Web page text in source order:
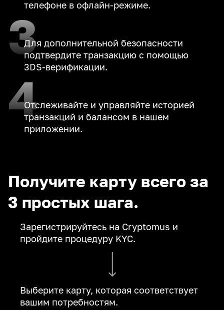
телефоне в офлайн-режиме.
3Для дополнительной безопасности
подтвердите транзакцию с помощью
3DS-верификации.
4Отслеживайте и управляйте историей
транзакций и балансом в нашем
приложении.
Получите карту всего за
3 простых шага.
Зарегистрируйтесь на Cryptomus и
пройдите процедуру KYC.
Выберите карту, которая соответствует
вашим потребностям.